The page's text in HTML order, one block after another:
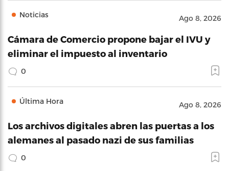
Noticias Ago 8, 2026
Cámara de Comercio propone bajar el IVU y
eliminar el impuesto al inventario
0
Última Hora Ago 8, 2026
Los archivos digitales abren las puertas a los
alemanes al pasado nazi de sus familias
0